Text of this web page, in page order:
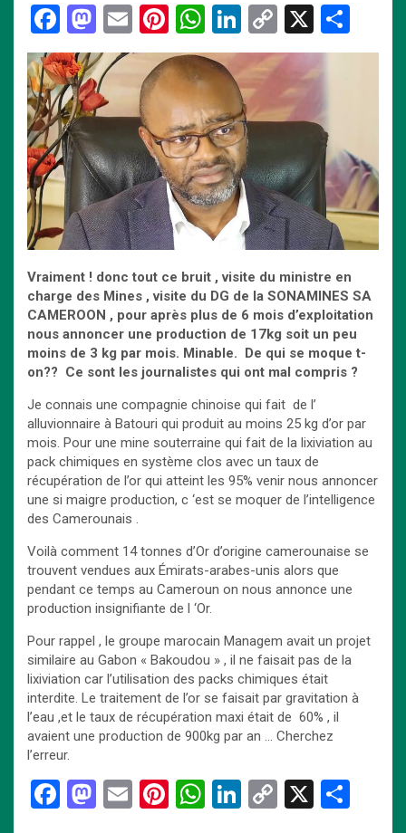
F
a
ce
b
o
o
k
M
a
st
o
d
o
n
E
m
ail
Pi
nt
er
es
t
W
h
at
s
A
p
p
Li
n
ke
dI
n
C
o
py
Li
k
X
ar
Vraiment ! donc tout ce bruit , visite du ministre en
charge des Mines , visite du DG de la SONAMINES SA
CAMEROON , pour après plus de 6 mois d’exploitation
nous annoncer une production de 17kg soit un peu
moins de 3 kg par mois. Minable. De qui se moque t-
on?? Ce sont les journalistes qui ont mal compris ?
Je connais une compagnie chinoise qui fait de l’
alluvionnaire à Batouri qui produit au moins 25 kg d’or par
mois. Pour une mine souterraine qui fait de la lixiviation au
pack chimiques en système clos avec un taux de
récupération de l’or qui atteint les 95% venir nous annoncer
une si maigre production, c ‘est se moquer de l’intelligence
des Camerounais .
Voilà comment 14 tonnes d’Or d’origine camerounaise se
trouvent vendues aux Émirats-arabes-unis alors que
pendant ce temps au Cameroun on nous annonce une
production insignifiante de l ‘Or.
Pour rappel , le groupe marocain Managem avait un projet
similaire au Gabon « Bakoudou » , il ne faisait pas de la
lixiviation car l’utilisation des packs chimiques était
interdite. Le traitement de l’or se faisait par gravitation à
l’eau ,et le taux de récupération maxi était de 60% , il
avaient une production de 900kg par an … Cherchez
l’erreur.
F
M E
Pi W Li
C
X